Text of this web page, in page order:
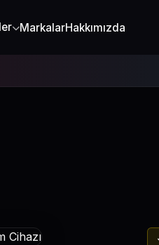
MarkalarHakkımızda